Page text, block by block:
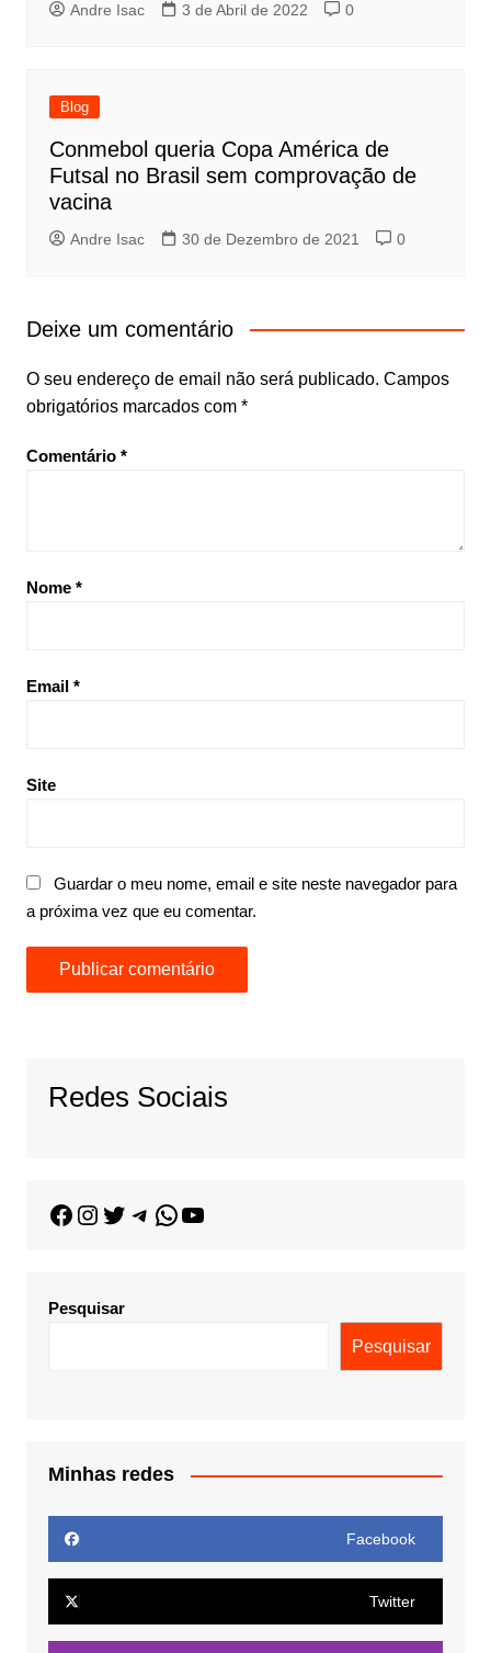
Andre Isac 3 de Abril de 2022 0
Blog
Conmebol queria Copa América de
Futsal no Brasil sem comprovação de
vacina
Andre Isac 30 de Dezembro de 2021 0
Deixe um comentário
O seu endereço de email não será publicado. Campos
obrigatórios marcados com *
Comentário *
Nome *
Email *
Site
Guardar o meu nome, email e site neste navegador para
a próxima vez que eu comentar.
Redes Sociais
Pesquisar
Pesquisar
Minhas redes
Facebook
Twitter